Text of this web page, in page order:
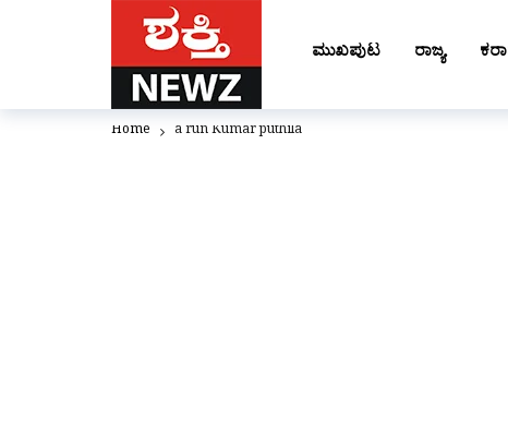
ಮುಖಪುಟ ರಾಜ್ಯ
Home a run Kumar puthila